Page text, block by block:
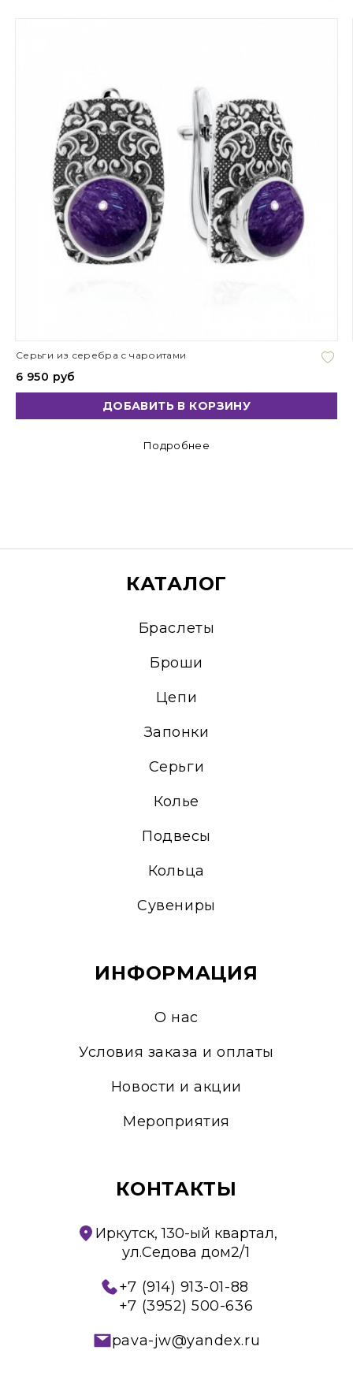
Серьги из серебра с чароитами
6 950 руб
ДОБАВИТЬ В КОРЗИНУ
Подробнее
КАТАЛОГ
Браслеты
Броши
Цепи
Запонки
Серьги
Колье
Подвесы
Кольца
Сувениры
ИНФОРМАЦИЯ
О нас
Условия заказа и оплаты
Новости и акции
Мероприятия
КОНТАКТЫ
Иркутск, 130-ый квартал,
ул.Седова дом2/1
+7 (914) 913-01-88
+7 (3952) 500-636
pava-jw@yandex.ru